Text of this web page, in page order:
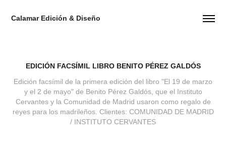
Calamar Edición & Diseño
EDICIÓN FACSÍMIL LIBRO BENITO PÉREZ GALDÓS
Edición facsímil de la primera edición del libro "El 19 de marzo
y el 2 de mayo" de Benito Pérez Galdós, que el Instituto
Cervantes y la Comunidad de Madrid usaron como regalo de
reyes para los madrileños. Clientes: COMUNIDAD DE MADRID
/ INSTITUTO CERVANTES